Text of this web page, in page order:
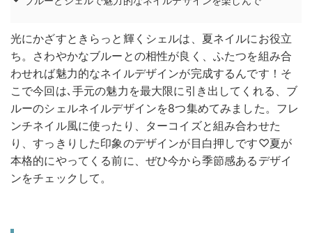
光にかざすときらっと輝くシェルは、夏ネイルにお役立
ち。さわやかなブルーとの相性が良く、ふたつを組み合
わせれば魅力的なネイルデザインが完成するんです！そ
こで今回は､手元の魅力を最大限に引き出してくれる、ブ
ルーのシェルネイルデザインを8つ集めてみました。フレ
ンチネイル風に使ったり、ターコイズと組み合わせた
り、すっきりした印象のデザインが目白押しです♡夏が
本格的にやってくる前に、ぜひ今から季節感あるデザイ
ンをチェックして。